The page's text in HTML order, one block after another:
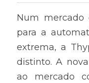
Num mercado
para a
extrema, a
distinto. A
ao mercado